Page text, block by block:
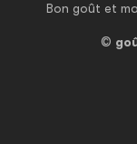
Bon goût et
©